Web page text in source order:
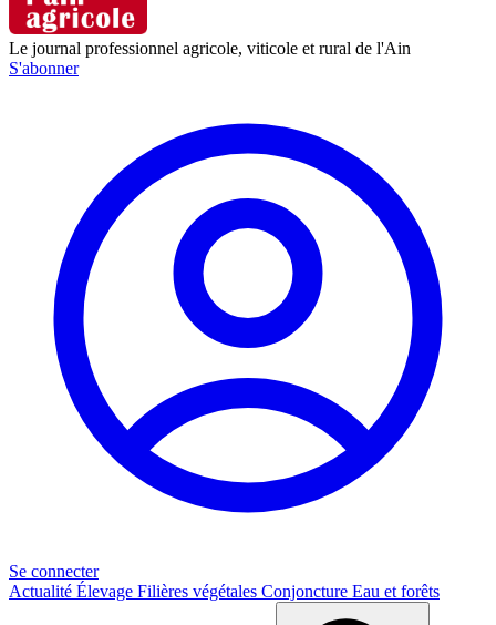
Le journal professionnel agricole, viticole et rural de l'Ain
S'abonner
Se connecter
Actualité Élevage Filières végétales Conjoncture Eau et forêts